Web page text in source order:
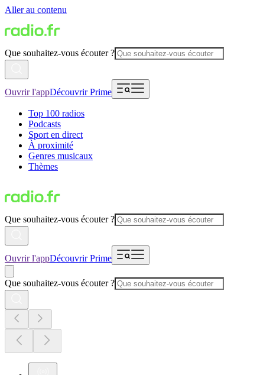
Aller au contenu
Que souhaitez-vous écouter ?
Ouvrir l'appDécouvrir Prime
Top 100 radios
Podcasts
Sport en direct
À proximité
Genres musicaux
Thèmes
Que souhaitez-vous écouter ?
Ouvrir l'appDécouvrir Prime
Que souhaitez-vous écouter ?